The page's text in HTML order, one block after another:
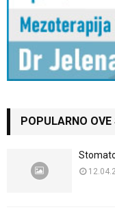
POPULARNO OVE